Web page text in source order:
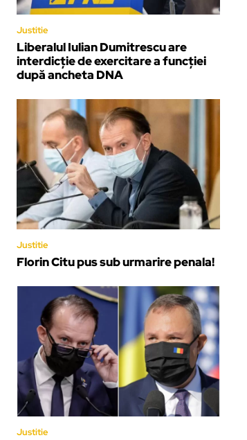
Justitie
Liberalul Iulian Dumitrescu are
interdicţie de exercitare a funcţiei
după ancheta DNA
Justitie
Florin Citu pus sub urmarire penala!
Justitie